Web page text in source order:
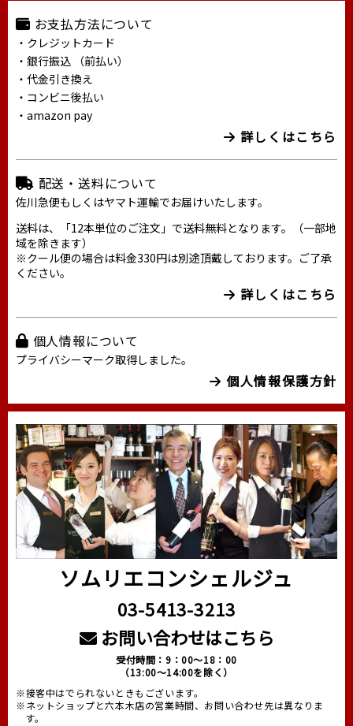
お支払方法について
・クレジットカード
・銀行振込 （前払い）
・代金引き換え
・コンビニ後払い
・amazon pay
詳しくはこちら
配送・送料について
佐川急便もしくはヤマト運輸でお届けいたします。
送料は、「12本単位のご注文」で送料無料となります。（一部地
域を除きます）
※クール便の場合は料金330円は別途頂戴しております。ご了承
ください。
詳しくはこちら
個人情報について
プライバシーマーク取得しました。
個人情報保護方針
ソムリエコンシェルジュ
03-5413-3213
お問い合わせはこちら
受付時間：9：00～18：00
（13:00～14:00を除く）
※接客中はでられないときもございます。
※ネットショップと六本木店の営業時間、お問い合わせ先は異なりま
す。